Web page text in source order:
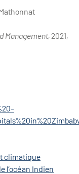
Management, 2021,
climatique
l’océan Indien